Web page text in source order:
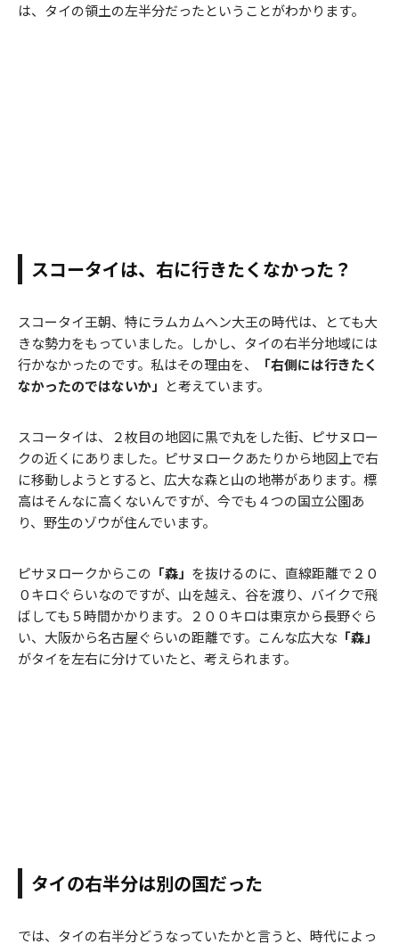
は、タイの領土の左半分だったということがわかります。
スコータイは、右に行きたくなかった？
スコータイ王朝、特にラムカムヘン大王の時代は、とても大
きな勢力をもっていました。しかし、タイの右半分地域には
行かなかったのです。私はその理由を、
「右側には行きたく
なかったのではないか」 と考えています。
スコータイは、２枚目の地図に黒で丸をした街、ピサヌロー
クの近くにありました。ピサヌロークあたりから地図上で右
に移動しようとすると、広大な森と山の地帯があります。標
高はそんなに高くないんですが、今でも４つの国立公園あ
り、野生のゾウが住んでいます。
ピサヌロークからこの 「森」 を抜けるのに、直線距離で２０
０キロぐらいなのですが、山を越え、谷を渡り、バイクで飛
ばしても５時間かかります。２００キロは東京から長野ぐら
い、大阪から名古屋ぐらいの距離です。こんな広大な 「森」
がタイを左右に分けていたと、考えられます。
タイの右半分は別の国だった
では、タイの右半分どうなっていたかと言うと、時代によっ